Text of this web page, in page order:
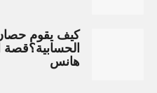
كيف يقوم حصان
هانس